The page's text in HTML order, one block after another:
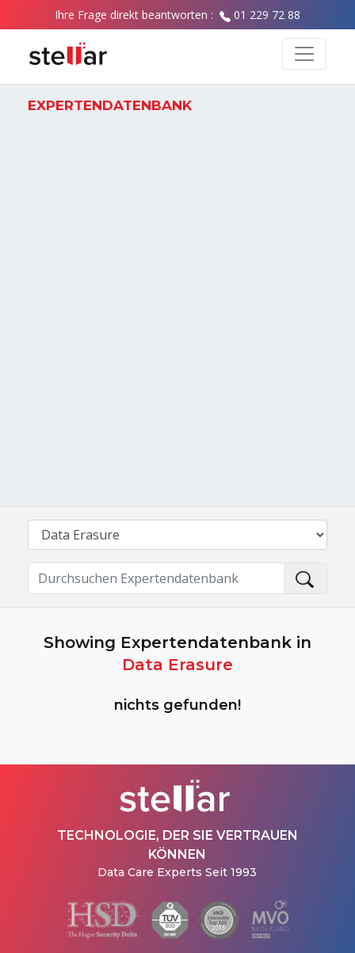
Ihre Frage direkt beantworten : 01 229 72 88
EXPERTENDATENBANK
Showing Expertendatenbank in
Data Erasure
nichts gefunden!
TECHNOLOGIE, DER SIE VERTRAUEN
KÖNNEN
Data Care Experts Seit 1993